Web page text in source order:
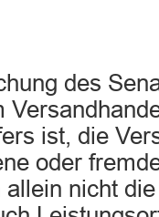
des
ist, die
oder
nicht